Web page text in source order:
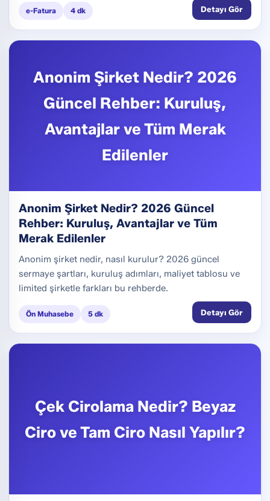
e-Fatura 4 dk Detayı Gör
Anonim Şirket Nedir? 2026
Güncel Rehber: Kuruluş,
Avantajlar ve Tüm Merak
Edilenler
Anonim Şirket Nedir? 2026 Güncel
Rehber: Kuruluş, Avantajlar ve Tüm
Merak Edilenler
Anonim şirket nedir, nasıl kurulur? 2026 güncel
sermaye şartları, kuruluş adımları, maliyet tablosu ve
limited şirketle farkları bu rehberde.
Ön Muhasebe 5 dk Detayı Gör
Çek Cirolama Nedir? Beyaz
Ciro ve Tam Ciro Nasıl Yapılır?